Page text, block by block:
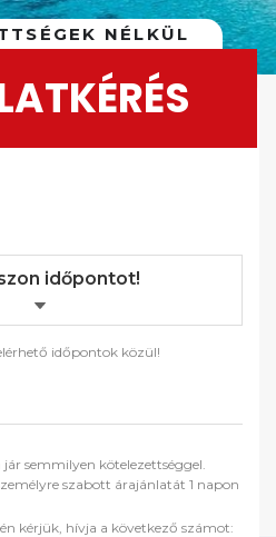
NÉLKÜL
időpontot!
időpontok közül!
semmilyen kötelezettséggel.
szabott árajánlatát 1 napon
kérjük, hívja a következő számot: